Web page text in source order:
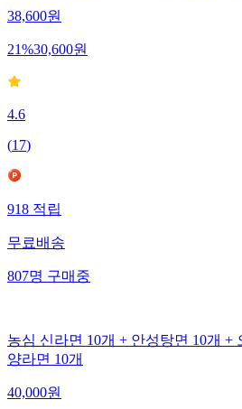
38,600원
21%30,600원
4.6
(17)
918 적립
무료배송
807명 구매중
농심 신라면 10개 + 안성탕면 10개 +
양라면 10개
40,000원